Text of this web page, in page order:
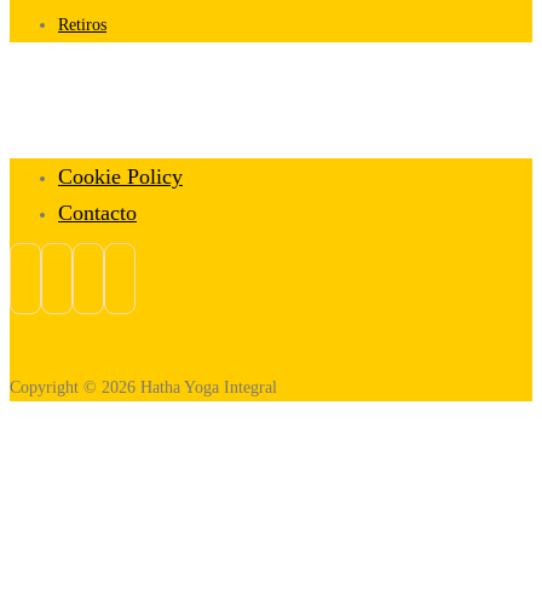
Retiros
Cookie Policy
Contacto
Copyright © 2026 Hatha Yoga Integral